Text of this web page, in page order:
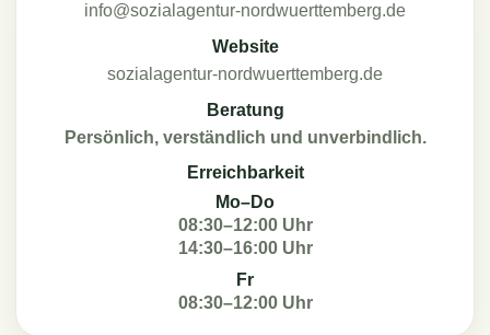
info@sozialagentur-nordwuerttemberg.de
Website
sozialagentur-nordwuerttemberg.de
Beratung
Persönlich, verständlich und unverbindlich.
Erreichbarkeit
Mo–Do
08:30–12:00 Uhr
14:30–16:00 Uhr
Fr
08:30–12:00 Uhr